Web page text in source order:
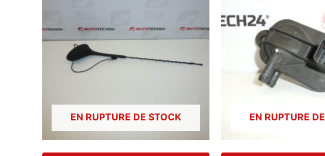
EN RUPTURE DE STOCK EN RUPTURE